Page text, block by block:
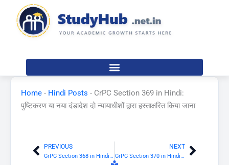
content
Home - Hindi Posts - CrPC Section 369 in Hindi:
पुष्टिकरण या नया दंडादेश दो न्यायाधीशों द्वारा हस्ताक्षरित किया जाना
Prev
PREVIOUS
CrPC Section 368 in Hindi: उच्च न्यायालय की दंडादेश की पुष्टि करने या दोषसिद्धि को रद्द करने की शक्ति
NEXT
CrPC Section 370 in Hindi: मतभेद की दशा में कार्यविधि Next